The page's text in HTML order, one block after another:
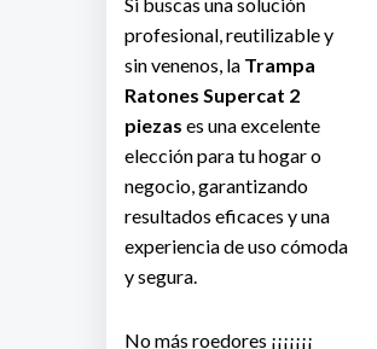
profesional, reutilizable y
sin venenos, la Trampa
Ratones Supercat 2
piezas es una excelente
elección para tu hogar o
negocio, garantizando
resultados eficaces y una
experiencia de uso cómoda
y segura.
No más roedores ¡¡¡¡¡¡¡